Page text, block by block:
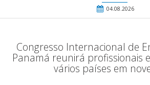
04.08.2026
Congresso Internacional de
Panamá reunirá profissionais
vários países em